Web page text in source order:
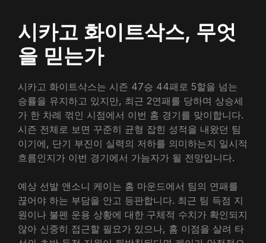
시카고 화이트삭스, 무엇
을 믿는가
시카고 화이트삭스는 시즌 47승 44패로 5할을 넘는
승률을 유지하고 있지만, 최근 2연패를 당하며 상승세
가 한 차례 꺾인 시점에서 이번 홈 경기를 맞이합니다.
시즌 전체로 보면 꾸준히 균형 잡힌 성적을 내왔던 팀
이기에, 단기 부진이 실력의 저하를 의미하는지 일시적
흐름인지가 이번 경기에서 가늠자가 될 전망입니다.
예상 선발 앤소니 케이는 홈 마운드에서 팀의 연패를
끊어야 하는 부담을 안고 등판합니다. 최근 팀 득점 지
원이나 불펜 운용 상황에 대한 구체적 수치가 확인되지
않아 신중히 접근할 필요가 있으나, 홈 이점을 살려 타